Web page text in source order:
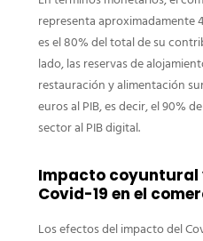
representa aproximadamente
es el 80% del total de su
lado, las reservas de
restauración y alimentación
euros al PIB, es decir, el 90%
sector al PIB digital.
Impacto
Covid-19 en el
Los efectos del impacto del